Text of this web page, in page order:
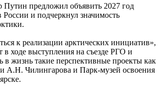
предложил объявить 2027 год
и подчеркнул значимость
к реализации арктических инициатив»,
в ходе выступления на съезде РГО и
в жизнь такие перспективные проекты как
А.Н. Чилингарова и Парк-музей освоения